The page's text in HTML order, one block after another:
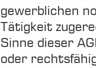
gewerblichen
Tätigkeit
Sinne dieser
oder